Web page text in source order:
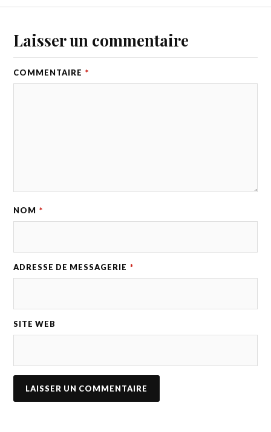
Laisser un commentaire
COMMENTAIRE *
NOM *
ADRESSE DE MESSAGERIE *
SITE WEB